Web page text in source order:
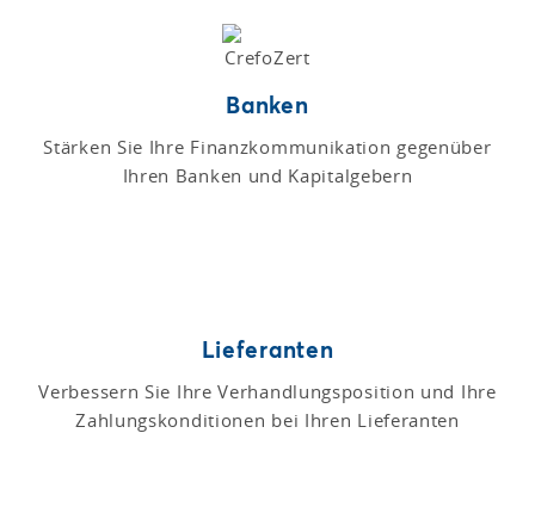
Banken
Stärken Sie Ihre Finanzkommunikation gegenüber
Ihren Banken und Kapitalgebern
Lieferanten
Verbessern Sie Ihre Verhandlungsposition und Ihre
Zahlungskonditionen bei Ihren Lieferanten